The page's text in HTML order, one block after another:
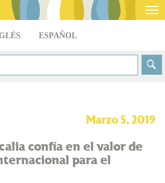
ESPAÑOL
Marzo 5, 2019
confía en el valor de
para el